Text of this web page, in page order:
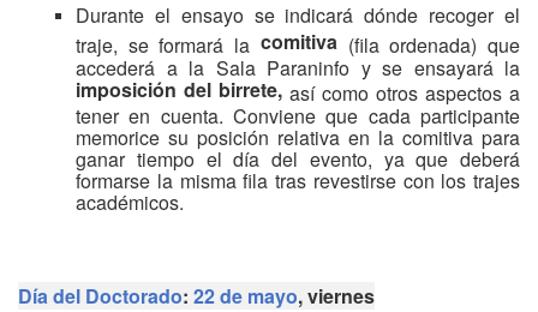
Durante el ensayo se indicará dónde recoger el
traje, se formará la comitiva(fila ordenada) que
accederá a la Sala Paraninfo y se ensayará la
imposición del birrete, así como otros aspectos a
tener en cuenta. Conviene que cada participante
memorice su posición relativa en la comitiva para
ganar tiempo el día del evento, ya que deberá
formarse la misma fila tras revestirse con los trajes
académicos.
Día del Doctorado: 22 de mayo, viernes